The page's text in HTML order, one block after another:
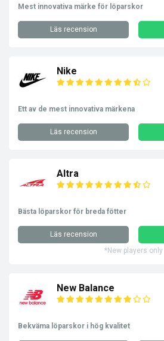
Mest innovativa märke för löparskor
Läs recension
Nike
Ett av de mest innovativa märkena
Läs recension
Altra
Bästa löparskor för breda fötter
Läs recension
*New players only
New Balance
Bekväma löparskor i hög kvalitet